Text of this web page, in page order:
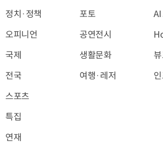
정치·정책
오피니언
국제
전국
스포츠
특집
연재
포토
공연전시
생활문화
여행·레저